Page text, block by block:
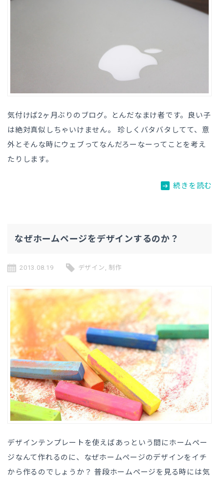
気付けば2ヶ月ぶりのブログ。とんだなまけ者です。良い子
は絶対真似しちゃいけません。 珍しくバタバタしてて、意
外とそんな時にウェブってなんだろーなーってことを考え
たりします。
arrow_right_alt 続きを読む
なぜホームページをデザインするのか？
2013.08.19 デザイン 制作
デザインテンプレートを使えばあっという間にホームペー
ジなんて作れるのに、なぜホームページのデザインをイチ
から作るのでしょうか？ 普段ホームページを見る時には気